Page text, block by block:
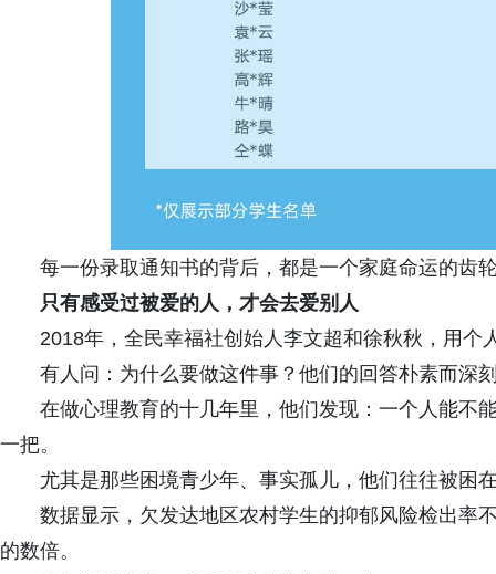
每一份录取通知书的背后，都是一个家庭命运的齿
只有感受过被爱的人，才会去爱别人
2018年，全民幸福社创始人李文超和徐秋秋，用个
有人问：为什么要做这件事？他们的回答朴素而深
在做心理教育的十几年里，他们发现：一个人能不
一把。
尤其是那些困境青少年、事实孤儿，他们往往被困
数据显示，欠发达地区农村学生的抑郁风险检出率
的数倍。